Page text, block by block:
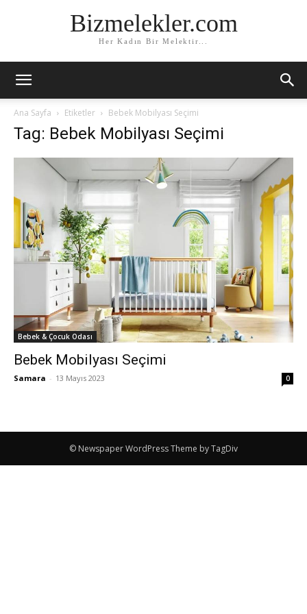
Bizmelekler.com
Her Kadın Bir Melektir...
Ana Sayfa Etiketler Bebek Mobilyası Seçimi
Tag: Bebek Mobilyası Seçimi
Bebek & Çocuk Odası
Bebek Mobilyası Seçimi
Samara - 13 Mayıs 2023 0
© Newspaper WordPress Theme by TagDiv